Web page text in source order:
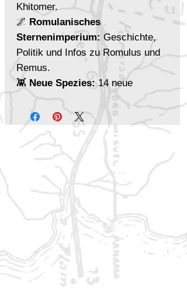
Khitomer.
🌌 Romulanisches
Sternenimperium: Geschichte,
Politik und Infos zu Romulus und
Remus.
👾 Neue Spezies: 14 neue
Spezies zur Auswahl bei der
Charaktererstellung, einschließlich
Benziten, Bolianern und Klingonen.
🚀Raumschiffe: Spielwerte für
Schiffe aus dem Klingonischen
Reich, Romulanischen
Sternenimperium, der Gorn-
Hegemonie und dem Orion-
Syndikat.
Leitfäden für
Spielleitungen:
Hilfreiche
Anleitungen, um Missionen im
Beta-Quadranten zu leiten, mit